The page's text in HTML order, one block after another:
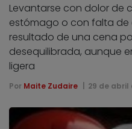
Levantarse con dolor de
estómago o con falta de
resultado de una cena
desequilibrada, aunque
ligera
Por Maite Zudaire 29 de abril